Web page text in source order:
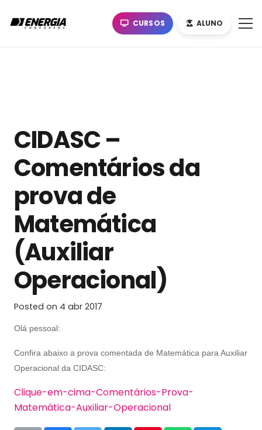
CURSOS ALUNO
CIDASC –
Comentários da
prova de
Matemática
(Auxiliar
Operacional)
Posted on 4 abr 2017
Olá pessoal:
Confira abaixo a prova comentada de Matemática para Auxiliar
Operacional da CIDASC:
Clique-em-cima-Comentários-Prova-
Matemática-Auxiliar-Operacional